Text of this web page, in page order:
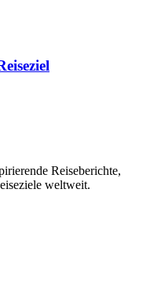
Reiseberichte,
weltweit.